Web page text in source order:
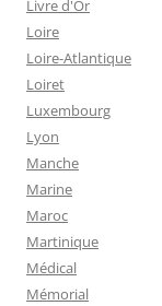
Livre d'Or
Loire
Loire-Atlantique
Loiret
Luxembourg
Lyon
Manche
Marine
Maroc
Martinique
Médical
Mémorial